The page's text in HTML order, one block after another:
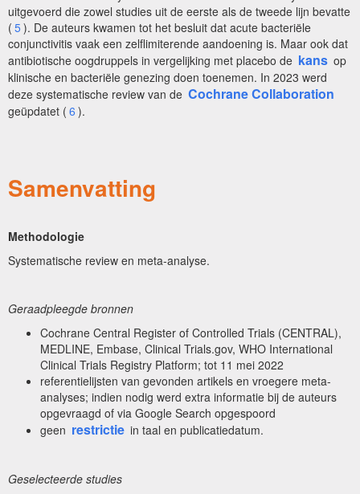
uitgevoerd die zowel studies uit de eerste als de tweede lijn bevatte
( 5). De auteurs kwamen tot het besluit dat acute bacteriële
conjunctivitis vaak een zelflimiterende aandoening is. Maar ook dat
antibiotische oogdruppels in vergelijking met placebo de kans op
klinische en bacteriële genezing doen toenemen. In 2023 werd
deze systematische review van de Cochrane Collaboration
geüpdatet ( 6 ).
Samenvatting
Methodologie
Systematische review en meta-analyse.
Geraadpleegde bronnen
Cochrane Central Register of Controlled Trials (CENTRAL),
MEDLINE, Embase, Clinical Trials.gov, WHO International
Clinical Trials Registry Platform; tot 11 mei 2022
referentielijsten van gevonden artikels en vroegere meta-
analyses; indien nodig werd extra informatie bij de auteurs
opgevraagd of via Google Search opgespoord
geen restrictie in taal en publicatiedatum.
Geselecteerde studies